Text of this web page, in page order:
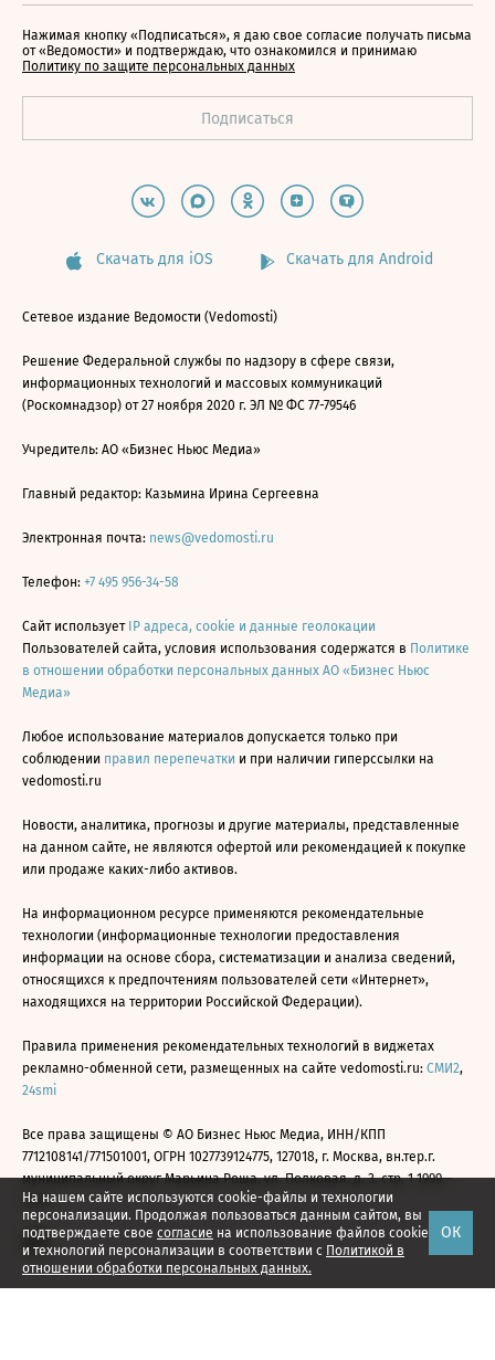
На нашем сайте используются cookie-файлы и технологии
персонализации. Продолжая пользоваться данным сайтом, вы
подтверждаете свое согласие на использование файлов cookie
и технологий персонализации в соответствии с Политикой в
отношении обработки персональных данных.
ОК
Нажимая кнопку «Подписаться», я даю свое согласие получать письма
от «Ведомости» и подтверждаю, что ознакомился и принимаю
Политику по защите персональных данных
Скачать для iOS Скачать для Android
Сетевое издание Ведомости (Vedomosti)
Решение Федеральной службы по надзору в сфере связи,
информационных технологий и массовых коммуникаций
(Роскомнадзор) от 27 ноября 2020 г. ЭЛ № ФС 77-79546
Учредитель: АО «Бизнес Ньюс Медиа»
Главный редактор: Казьмина Ирина Сергеевна
Электронная почта: news@vedomosti.ru
Телефон: +7 495 956-34-58
Сайт использует IP адреса, cookie и данные геолокации
Пользователей сайта, условия использования содержатся в Политике
в отношении обработки персональных данных АО «Бизнес Ньюс
Медиа»
Любое использование материалов допускается только при
соблюдении правил перепечатки и при наличии гиперссылки на
vedomosti.ru
Новости, аналитика, прогнозы и другие материалы, представленные
на данном сайте, не являются офертой или рекомендацией к покупке
или продаже каких-либо активов.
На информационном ресурсе применяются рекомендательные
технологии (информационные технологии предоставления
информации на основе сбора, систематизации и анализа сведений,
относящихся к предпочтениям пользователей сети «Интернет»,
находящихся на территории Российской Федерации).
Правила применения рекомендательных технологий в виджетах
рекламно-обменной сети, размещенных на сайте vedomosti.ru: СМИ2,
24smi
Все права защищены © АО Бизнес Ньюс Медиа, ИНН/КПП
7712108141/771501001, ОГРН 1027739124775, 127018, г. Москва, вн.тер.г.
муниципальный округ Марьина Роща, ул. Полковая, д. 3, стр. 1 1999—
2026